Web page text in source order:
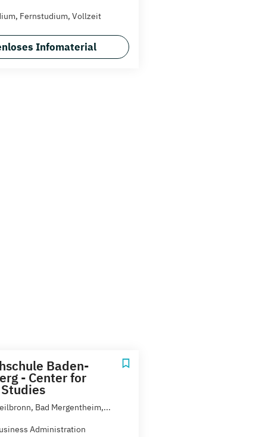
Fernstudium, Vollzeit
Infomaterial
Baden-
- Center for
Bad Mergentheim,...
Administration